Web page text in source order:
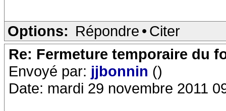
Options: Répondre • Citer
Re: Fermeture temporaire du
Envoyé par: jjbonnin ()
Date: mardi 29 novembre 2011